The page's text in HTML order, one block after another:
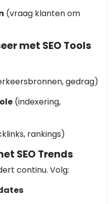
(vraag klanten om
met SEO Tools
gedrag)
(indexering,
rankings)
SEO Trends
continu. Volg: